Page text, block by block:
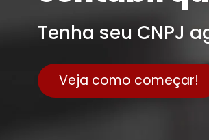
Tenha seu CNPJ
Veja como começar!